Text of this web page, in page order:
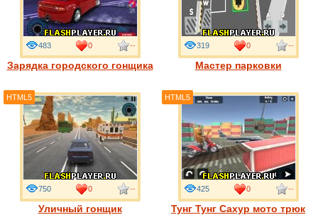
Зарядка городского гонщика
483 0 --
Мастер парковки
319 0 --
Уличный гонщик
750 0 --
HTML5
Тунг Тунг Сахур мото трюк
425 0 --
HTML5